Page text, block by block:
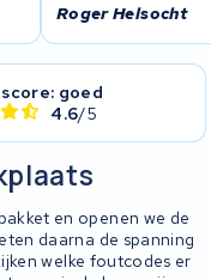
Roger Helsocht
goed
4.6/5
en openen we de
daarna de spanning
welke foutcodes er